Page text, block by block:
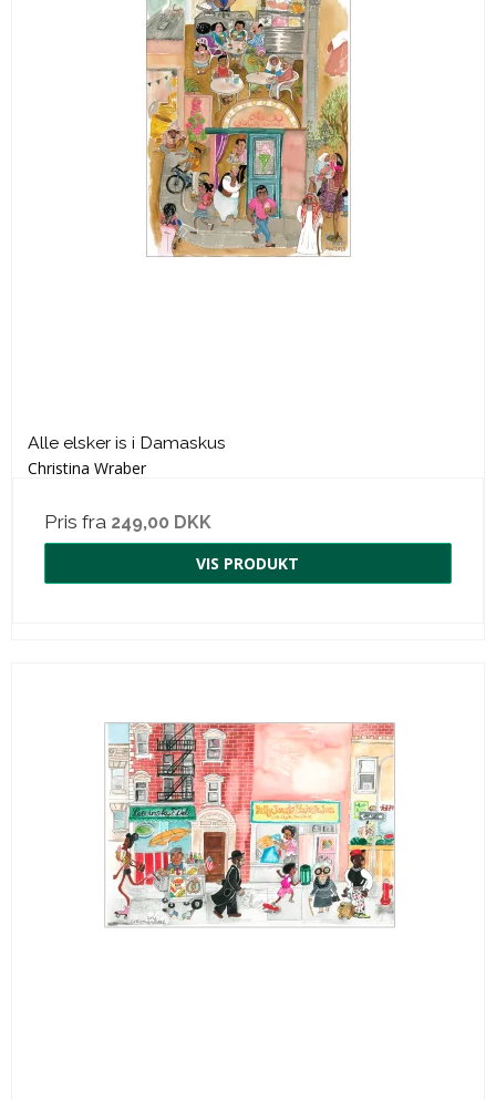
Alle elsker is i Damaskus
Christina Wraber
Pris fra 249,00 DKK
VIS PRODUKT